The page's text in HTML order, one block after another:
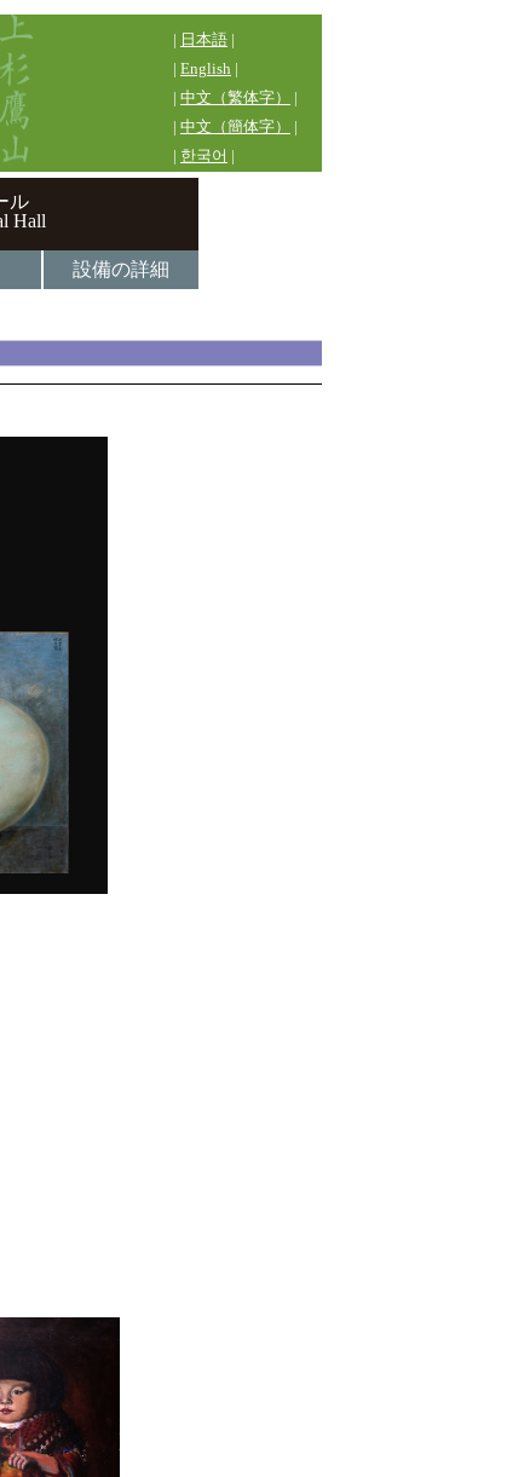
日本語
English
中文（繁体字）
中文（簡体字）
한국어
ル
Hall
設備の詳細